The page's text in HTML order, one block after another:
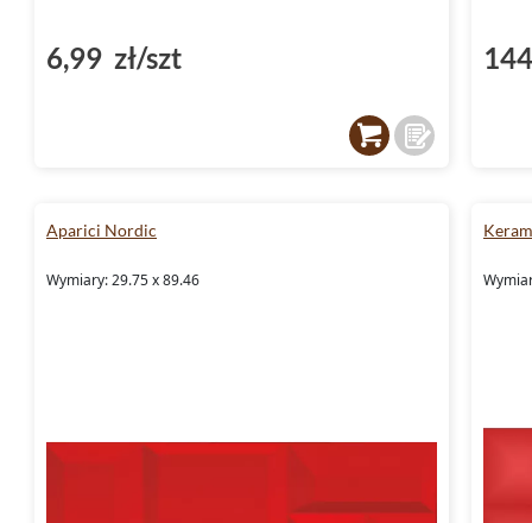
6,99 zł/szt
Aparici Nordic
Wymiary: 29.75 x 89.46